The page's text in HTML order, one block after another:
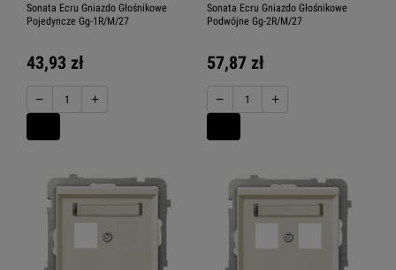
Sonata Ecru Gniazdo Głośnikowe
Pojedyncze Gg-1R/M/27
43,93 zł
− +
Sonata Ecru Gniazdo Głośnikowe
Podwójne Gg-2R/M/27
57,87 zł
− +